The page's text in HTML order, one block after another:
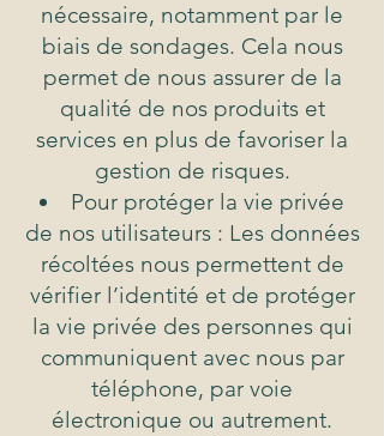
nécessaire, notamment par le
biais de sondages. Cela nous
permet de nous assurer de la
qualité de nos produits et
services en plus de favoriser la
gestion de risques.
Pour protéger la vie privée
de nos utilisateurs : Les données
récoltées nous permettent de
vérifier l’identité et de protéger
la vie privée des personnes qui
communiquent avec nous par
téléphone, par voie
électronique ou autrement.